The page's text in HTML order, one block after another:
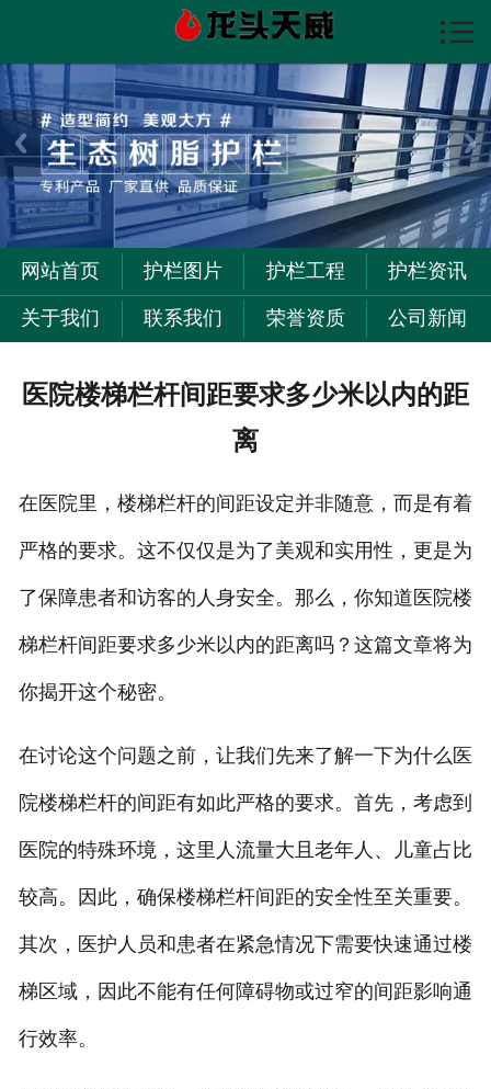

护栏图片
护栏资讯
护栏工程
关于我们
联系我们

网站首页 护栏图片 护栏工程 护栏资讯
关于我们 联系我们 荣誉资质 公司新闻
医院楼梯栏杆间距要求多少米以内的距
离
在医院里，楼梯栏杆的间距设定并非随意，而是有着
严格的要求。这不仅仅是为了美观和实用性，更是为
了保障患者和访客的人身安全。那么，你知道医院楼
梯栏杆间距要求多少米以内的距离吗？这篇文章将为
你揭开这个秘密。
在讨论这个问题之前，让我们先来了解一下为什么医
院楼梯栏杆的间距有如此严格的要求。首先，考虑到
医院的特殊环境，这里人流量大且老年人、儿童占比
较高。因此，确保楼梯栏杆间距的安全性至关重要。
其次，医护人员和患者在紧急情况下需要快速通过楼
梯区域，因此不能有任何障碍物或过窄的间距影响通
行效率。